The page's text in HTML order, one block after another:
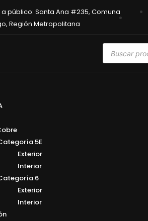
público: Santa Ana #235, Comuna
Región Metropolitana
5E
Exterior
Interior
6
Exterior
Interior